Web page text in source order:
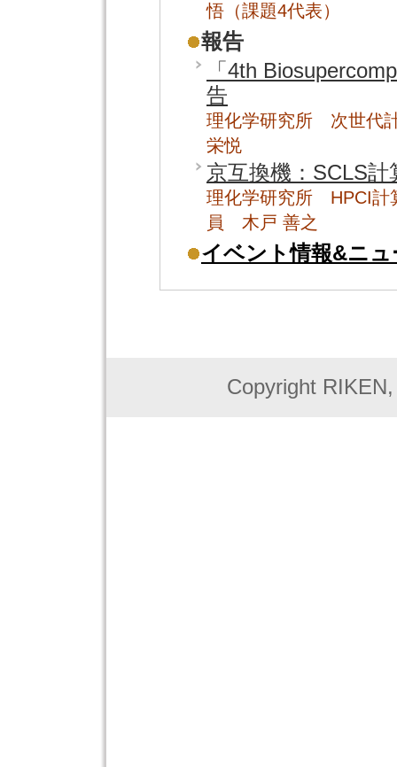
悟（課題4代表）
報告
「4th
告
理化学研究所 次世代
栄悦
京互換機：SCLS
理化学研究所 HPCI計
員 木戸 善之
イベント情報&ニュ
Copyright